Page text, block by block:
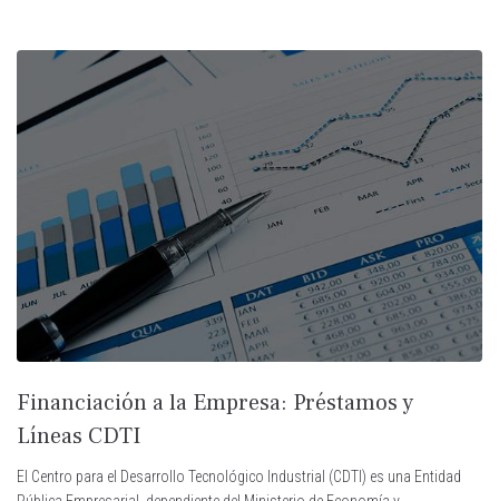
Financiación a la Empresa: Préstamos y
Líneas CDTI
El Centro para el Desarrollo Tecnológico Industrial (CDTI) es una Entidad